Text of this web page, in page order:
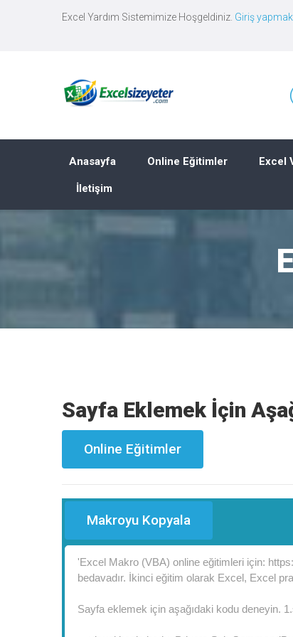
Excel Yardım Sistemimize Hoşgeldiniz. Giriş yapmak
Anasayfa Online Eğitimler Excel
İletişim
Sayfa Eklemek İçin
Online Eğitimler
Makroyu Kopyala